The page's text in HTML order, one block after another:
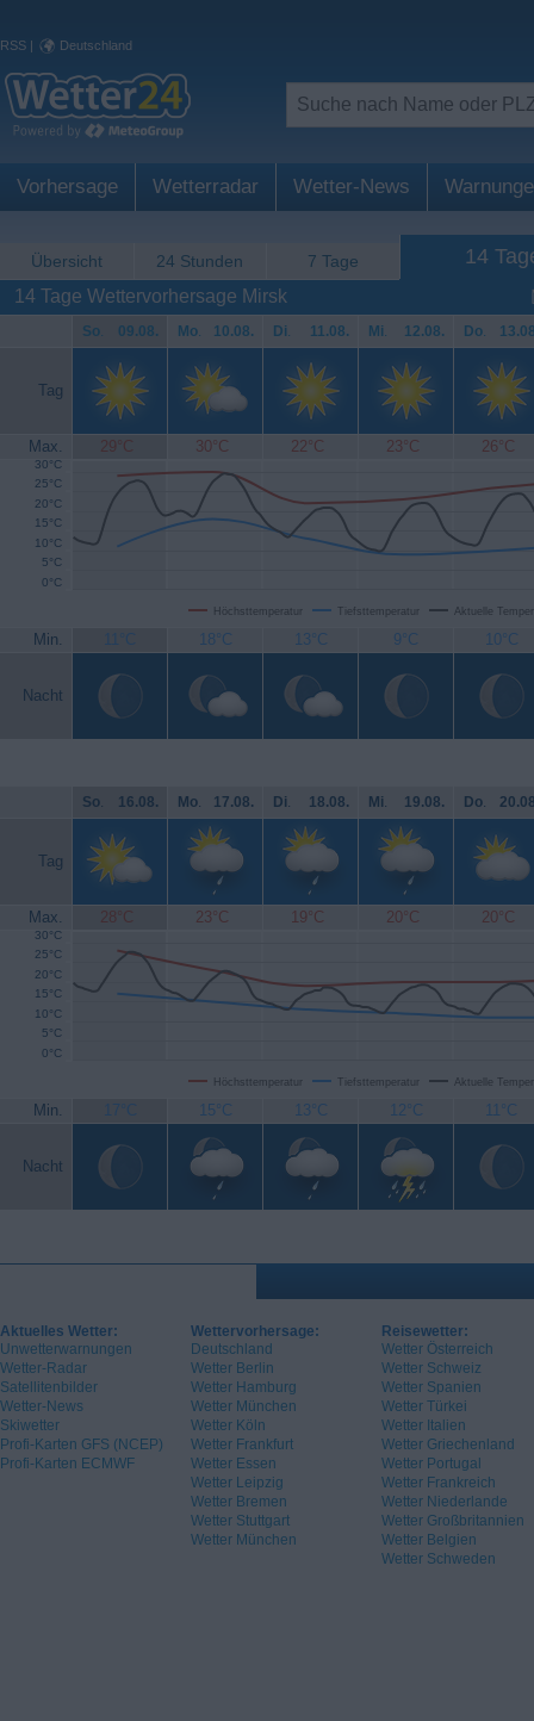
RSS | Deutschland
Vorhersage Wetterradar Wetter-News
Übersicht 24 Stunden 7 Tage 14
14 Tage Wettervorhersage Mirsk
So. 09.08. Mo. 10.08. Di. 11.08. Mi. 12.08. Do.
Tag
Max. 29°C 30°C 22°C 23°C 26°C
Höchsttemperatur Tiefsttemperatur Aktuelle
0°C
5°C
10°C
15°C
20°C
25°C
30°C
Min. 11°C 18°C 13°C 9°C 10°C
Nacht
So. 16.08. Mo. 17.08. Di. 18.08. Mi. 19.08. Do.
Tag
Max. 28°C 23°C 19°C 20°C 20°C
Höchsttemperatur Tiefsttemperatur Aktuelle
0°C
5°C
10°C
15°C
20°C
25°C
30°C
Min. 17°C 15°C 13°C 12°C 11°C
Nacht
Aktuelles Wetter:
Unwetterwarnungen
Wetter-Radar
Satellitenbilder
Wetter-News
Skiwetter
Profi-Karten GFS (NCEP)
Profi-Karten ECMWF
Wettervorhersage:
Deutschland
Wetter Berlin
Wetter Hamburg
Wetter München
Wetter Köln
Wetter Frankfurt
Wetter Essen
Wetter Leipzig
Wetter Bremen
Wetter Stuttgart
Wetter München
Reisewetter:
Wetter Österreich
Wetter Schweiz
Wetter Spanien
Wetter Türkei
Wetter Italien
Wetter Griechenland
Wetter Portugal
Wetter Frankreich
Wetter Niederlande
Wetter Großbritannien
Wetter Belgien
Wetter Schweden